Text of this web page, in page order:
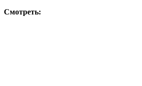
Смотреть: